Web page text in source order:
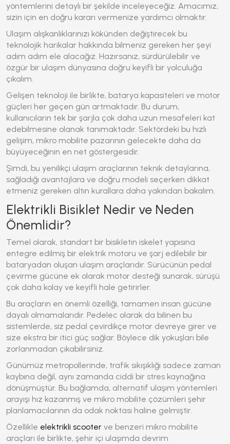
yöntemlerini detaylı bir şekilde inceleyeceğiz. Amacımız,
sizin için en doğru kararı vermenize yardımcı olmaktır.
Ulaşım alışkanlıklarınızı kökünden değiştirecek bu
teknolojik harikalar hakkında bilmeniz gereken her şeyi
adım adım ele alacağız. Hazırsanız, sürdürülebilir ve
özgür bir ulaşım dünyasına doğru keyifli bir yolculuğa
çıkalım.
Gelişen teknoloji ile birlikte, batarya kapasiteleri ve motor
güçleri her geçen gün artmaktadır. Bu durum,
kullanıcıların tek bir şarjla çok daha uzun mesafeleri kat
edebilmesine olanak tanımaktadır. Sektördeki bu hızlı
gelişim, mikro mobilite pazarının gelecekte daha da
büyüyeceğinin en net göstergesidir.
Şimdi, bu yenilikçi ulaşım araçlarının teknik detaylarına,
sağladığı avantajlara ve doğru modeli seçerken dikkat
etmeniz gereken altın kurallara daha yakından bakalım.
Elektrikli Bisiklet Nedir ve Neden
Önemlidir?
Temel olarak, standart bir bisikletin iskelet yapısına
entegre edilmiş bir elektrik motoru ve şarj edilebilir bir
bataryadan oluşan ulaşım araçlarıdır. Sürücünün pedal
çevirme gücüne ek olarak motor desteği sunarak, sürüşü
çok daha kolay ve keyifli hale getirirler.
Bu araçların en önemli özelliği, tamamen insan gücüne
dayalı olmamalarıdır. Pedelec olarak da bilinen bu
sistemlerde, siz pedal çevirdikçe motor devreye girer ve
size ekstra bir itici güç sağlar. Böylece dik yokuşları bile
zorlanmadan çıkabilirsiniz.
Günümüz metropollerinde, trafik sıkışıklığı sadece zaman
kaybına değil, aynı zamanda ciddi bir stres kaynağına
dönüşmüştür. Bu bağlamda, alternatif ulaşım yöntemleri
arayışı hız kazanmış ve mikro mobilite çözümleri şehir
planlamacılarının da odak noktası haline gelmiştir.
Özellikle elektrikli scooter ve benzeri mikro mobilite
araçları ile birlikte, şehir içi ulaşımda devrim